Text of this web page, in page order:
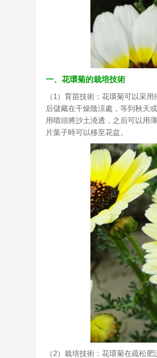
一、花環菊的栽培技術
（1）育苗技術：花環菊可以采
后儲藏在干燥陰涼處，等到秋天
用噴頭將沙土澆透，之后可以用
片葉子時可以移至花盆。
（2）栽培技術：花環菊在疏松